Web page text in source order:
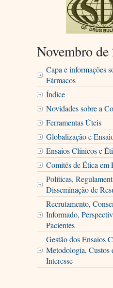
Novembro de
Capa e informações
Fármacos
Índice
Novidades sobre a
Ferramentas Úteis
Globalização e
Ensaios Clínicos e
Comitês de Ética em
Políticas,
Disseminação de
Recrutamento,
Informado,
Pacientes
Gestão dos Ensaios
Metodologia, Custos
Interesse